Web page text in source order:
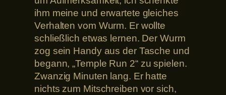
ihm meine und erwartete gleiches
Verhalten vom Wurm. Er wollte
schließlich etwas lernen. Der Wurm
zog sein Handy aus der Tasche und
begann, „Temple Run 2“ zu spielen.
Zwanzig Minuten lang. Er hatte
nichts zum Mitschreiben vor sich,